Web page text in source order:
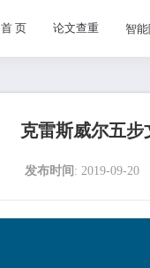
首 页 论文查重 智
克雷斯威尔五步
发布时间 : 2019-09-20